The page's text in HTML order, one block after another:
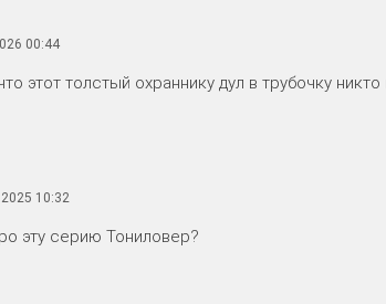
00:44
этот толстый охраннику дул в трубочку
10:32
эту серию Тониловер?